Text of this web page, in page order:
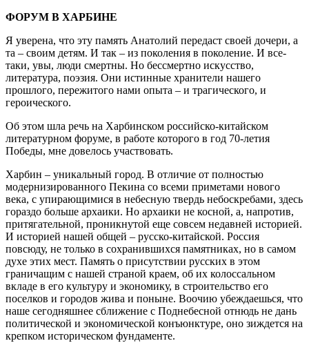
ФОРУМ В ХАРБИНЕ
Я уверена, что эту память Анатолий передаст своей дочери, а
та – своим детям. И так – из поколения в поколение. И все-
таки, увы, люди смертны. Но бессмертно искусство,
литература, поэзия. Они истинные хранители нашего
прошлого, пережитого нами опыта – и трагического, и
героического.
Об этом шла речь на Харбинском российско-китайском
литературном форуме, в работе которого в год 70-летия
Победы, мне довелось участвовать.
Харбин – уникальный город. В отличие от полностью
модернизированного Пекина со всеми приметами нового
века, с упирающимися в небесную твердь небоскребами, здесь
гораздо больше архаики. Но архаики не косной, а, напротив,
притягательной, проникнутой еще совсем недавней историей.
И историей нашей общей – русско-китайской. Россия
повсюду, не только в сохранившихся памятниках, но в самом
духе этих мест. Память о присутствии русских в этом
граничащим с нашей страной краем, об их колоссальном
вкладе в его культуру и экономику, в строительство его
поселков и городов жива и поныне. Воочию убеждаешься, что
наше сегодняшнее сближение с Поднебесной отнюдь не дань
политической и экономической конъюнктуре, оно зиждется на
крепком историческом фундаменте.